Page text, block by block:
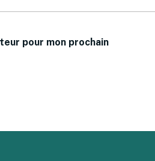
pour mon prochain